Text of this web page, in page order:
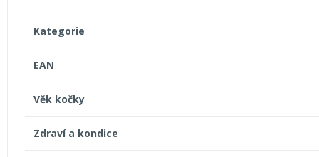
Kategorie
EAN
Věk kočky
Zdraví a kondice